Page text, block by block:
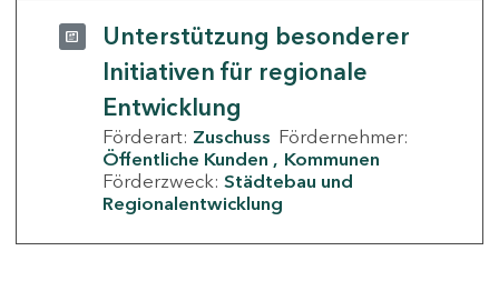
Unterstützung besonderer
Initiativen für regionale
Entwicklung
Förderart: Zuschuss Fördernehmer:
Öffentliche Kunden
Kommunen
Förderzweck: Städtebau und
Regionalentwicklung